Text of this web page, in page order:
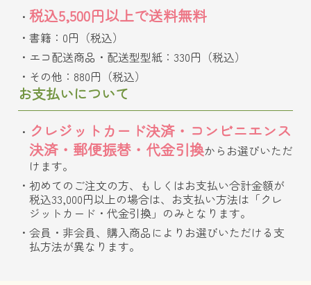
税込5,500円以上で送料無料
書籍：0円（税込）
エコ配送商品・配送型型紙：330円（税込）
その他：880円（税込）
お支払いについて
クレジットカード決済・コンビニエンス
決済・郵便振替・代金引換からお選びいただ
けます。
初めてのご注文の方、もしくはお支払い合計金額が
税込33,000円以上の場合は、お支払い方法は「クレ
ジットカード・代金引換」のみとなります。
会員・非会員、購入商品によりお選びいただける支
払方法が異なります。